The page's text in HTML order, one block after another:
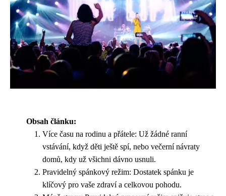
Obsah článku:
Více času na rodinu a přátele: Už žádné ranní
vstávání, když děti ještě spí, nebo večerní návraty
domů, kdy už všichni dávno usnuli.
Pravidelný spánkový režim: Dostatek spánku je
klíčový pro vaše zdraví a celkovou pohodu.